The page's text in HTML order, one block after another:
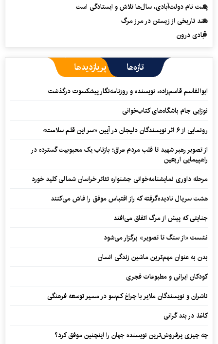
پشت نام دولت‌آبادی، سال‌ها تلاش و ایستادگی است
سند تاریخی از زیستن در مرز مرگ
آبادی درون
تازه‌ها پربازدیدها
ابوالقاسم قاسم‌زاده، نویسنده و روزنامه‌نگار پیشکسوت درگذشت
نوزایی جام باشگاه‌های کتاب‌خوانی
رونمایی از ۶ اثر نویسندگان دلیجان در آیین «سر این قلم سلامت»
از تصویر رهبر شهید تا قلب مردم عراق؛ بازتاب یک محبوبیت گسترده در
راهپیمایی اربعین
مرحله داوری نمایشنامه‌خوانی جشنواره تئاتر خراسان شمالی کلید خورد
هشت سریال نادیده‌گرفته که راز اقتباس موفق را فاش می‌کنند
جنایتی که پیش از مرگ اتفاق می‌افتد
نشست «از سنگ تا تصویر» برگزار می‌شود
بدن به عنوان مهم‌ترین ماشین زندگی انسان
کودکان ایرانی و مطبوعات قجری
ناشران و نویسندگان ملایر با چراغ کم‌سو در مسیر توسعه فرهنگی
کاغذ در بند گرانی
چه چیزی پرفروش‌ترین نویسنده جهان را اینچنین موفق کرد؟